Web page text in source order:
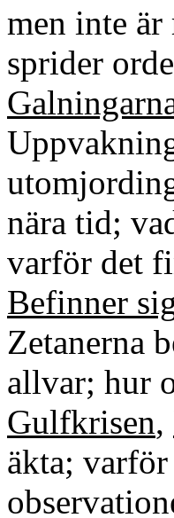
men inte
sprider
nära tid;
varför det
Befinner
Zetanerna
allvar; hur
Gulfkrisen,
äkta; varför